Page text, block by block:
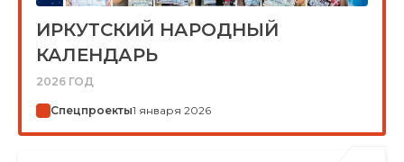
ИРКУТСКИЙ НАРОДНЫЙ
КАЛЕНДАРЬ
2026 ГОД
Спецпроекты1 января 2026